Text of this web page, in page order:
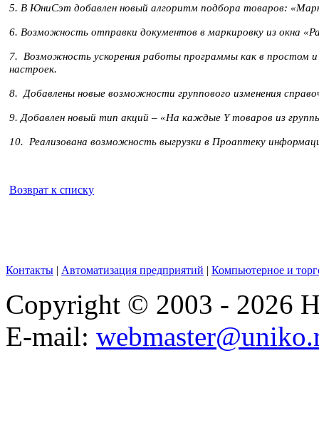
5. В ЮниСэт добавлен новый алгоритм подбора товаров:
6. Возможность отправки документов в маркировку из окна
7. Возможность ускорения работы программы как в простом и
настроек.
8. Добавлены новые возможности группового изменения
9. Добавлен новый тип акций – «На каждые Y товаров из
10. Реализована возможность выгрузки в Проаптеку
Возврат к списку
Контакты | Автоматизация предприятий | Компьютерное и
Copyright © 2003 - 2026
E-mail: